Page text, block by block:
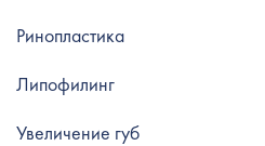
Ринопластика
Липофилинг
Увеличение губ